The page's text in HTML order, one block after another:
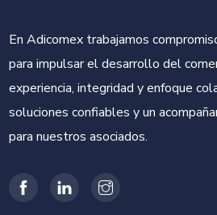
En Adicomex trabajamos
para impulsar el desarrollo del
experiencia, integridad y enfoque
soluciones confiables y un
para nuestros asociados.